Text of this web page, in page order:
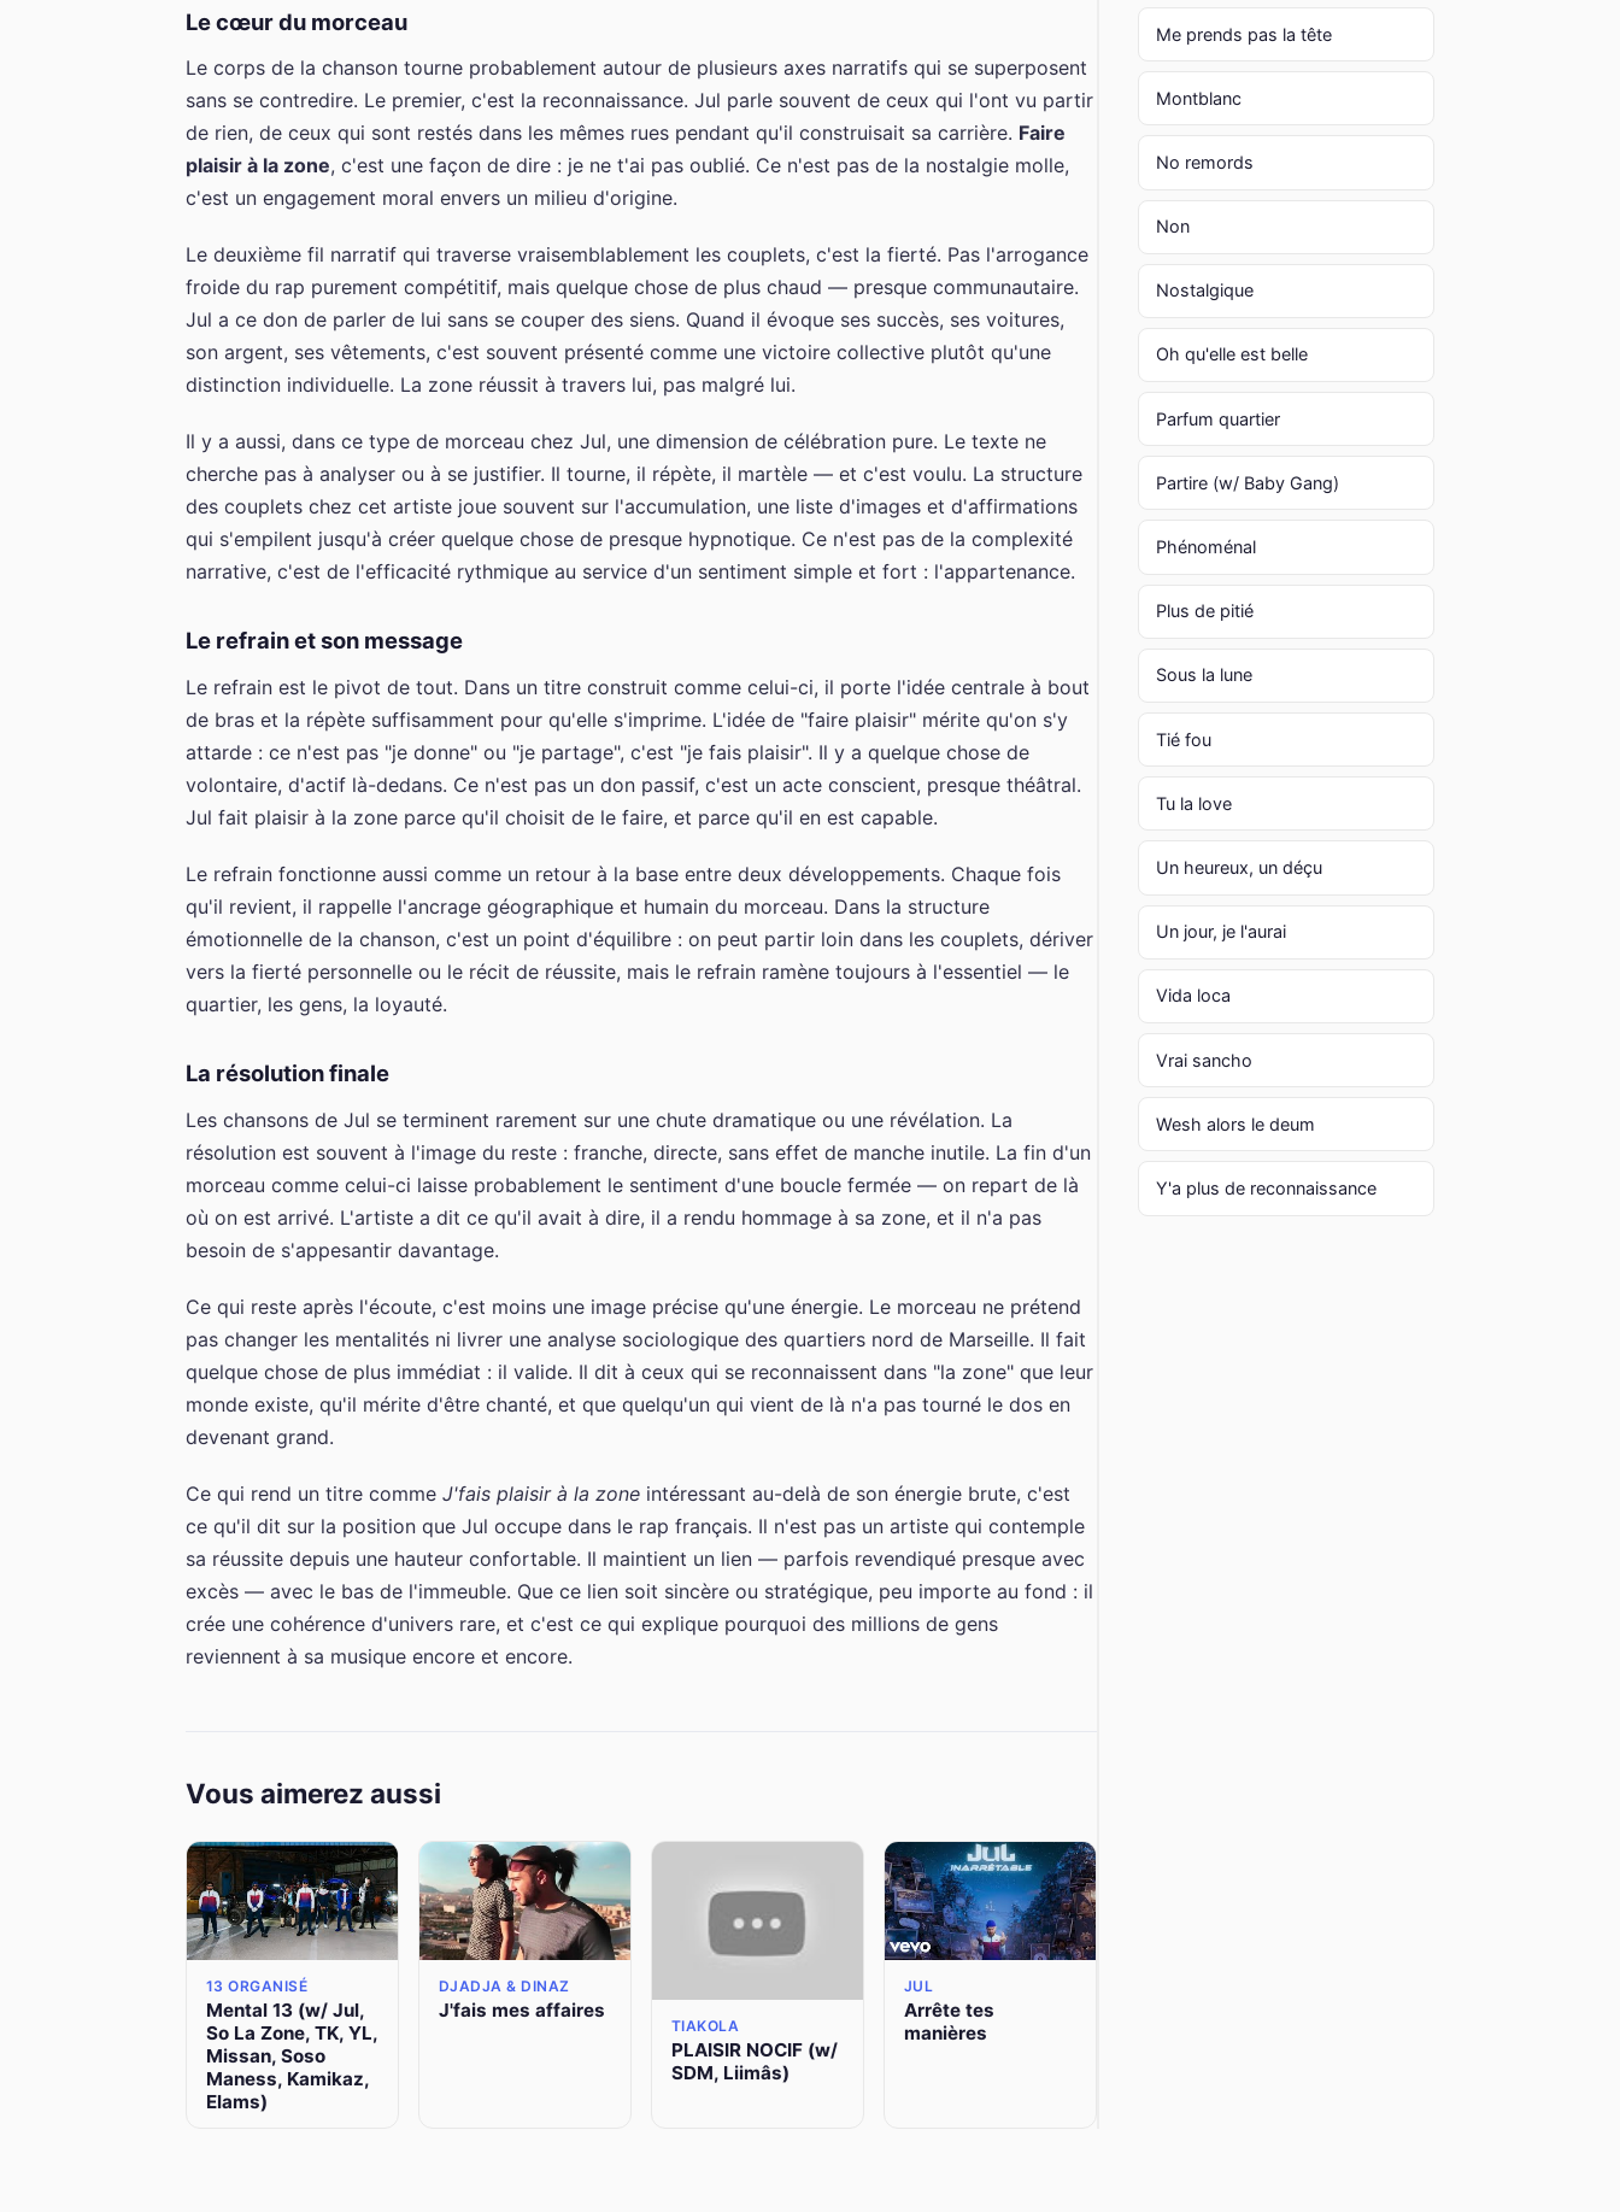
Le cœur du morceau
Le corps de la chanson tourne probablement autour de plusieurs axes narratifs qui se superposent
sans se contredire. Le premier, c'est la reconnaissance. Jul parle souvent de ceux qui l'ont vu partir
de rien, de ceux qui sont restés dans les mêmes rues pendant qu'il construisait sa carrière. Faire
plaisir à la zone, c'est une façon de dire : je ne t'ai pas oublié. Ce n'est pas de la nostalgie molle,
c'est un engagement moral envers un milieu d'origine.
Le deuxième fil narratif qui traverse vraisemblablement les couplets, c'est la fierté. Pas l'arrogance
froide du rap purement compétitif, mais quelque chose de plus chaud — presque communautaire.
Jul a ce don de parler de lui sans se couper des siens. Quand il évoque ses succès, ses voitures,
son argent, ses vêtements, c'est souvent présenté comme une victoire collective plutôt qu'une
distinction individuelle. La zone réussit à travers lui, pas malgré lui.
Il y a aussi, dans ce type de morceau chez Jul, une dimension de célébration pure. Le texte ne
cherche pas à analyser ou à se justifier. Il tourne, il répète, il martèle — et c'est voulu. La structure
des couplets chez cet artiste joue souvent sur l'accumulation, une liste d'images et d'affirmations
qui s'empilent jusqu'à créer quelque chose de presque hypnotique. Ce n'est pas de la complexité
narrative, c'est de l'efficacité rythmique au service d'un sentiment simple et fort : l'appartenance.
Le refrain et son message
Le refrain est le pivot de tout. Dans un titre construit comme celui-ci, il porte l'idée centrale à bout
de bras et la répète suffisamment pour qu'elle s'imprime. L'idée de "faire plaisir" mérite qu'on s'y
attarde : ce n'est pas "je donne" ou "je partage", c'est "je fais plaisir". Il y a quelque chose de
volontaire, d'actif là-dedans. Ce n'est pas un don passif, c'est un acte conscient, presque théâtral.
Jul fait plaisir à la zone parce qu'il choisit de le faire, et parce qu'il en est capable.
Le refrain fonctionne aussi comme un retour à la base entre deux développements. Chaque fois
qu'il revient, il rappelle l'ancrage géographique et humain du morceau. Dans la structure
émotionnelle de la chanson, c'est un point d'équilibre : on peut partir loin dans les couplets, dériver
vers la fierté personnelle ou le récit de réussite, mais le refrain ramène toujours à l'essentiel — le
quartier, les gens, la loyauté.
La résolution finale
Les chansons de Jul se terminent rarement sur une chute dramatique ou une révélation. La
résolution est souvent à l'image du reste : franche, directe, sans effet de manche inutile. La fin d'un
morceau comme celui-ci laisse probablement le sentiment d'une boucle fermée — on repart de là
où on est arrivé. L'artiste a dit ce qu'il avait à dire, il a rendu hommage à sa zone, et il n'a pas
besoin de s'appesantir davantage.
Ce qui reste après l'écoute, c'est moins une image précise qu'une énergie. Le morceau ne prétend
pas changer les mentalités ni livrer une analyse sociologique des quartiers nord de Marseille. Il fait
quelque chose de plus immédiat : il valide. Il dit à ceux qui se reconnaissent dans "la zone" que leur
monde existe, qu'il mérite d'être chanté, et que quelqu'un qui vient de là n'a pas tourné le dos en
devenant grand.
Ce qui rend un titre comme J'fais plaisir à la zone intéressant au-delà de son énergie brute, c'est
ce qu'il dit sur la position que Jul occupe dans le rap français. Il n'est pas un artiste qui contemple
sa réussite depuis une hauteur confortable. Il maintient un lien — parfois revendiqué presque avec
excès — avec le bas de l'immeuble. Que ce lien soit sincère ou stratégique, peu importe au fond : il
crée une cohérence d'univers rare, et c'est ce qui explique pourquoi des millions de gens
reviennent à sa musique encore et encore.
Vous aimerez aussi
13 ORGANISÉ
Mental 13 (w/ Jul,
So La Zone, TK, YL,
Missan, Soso
Maness, Kamikaz,
Elams)
DJADJA & DINAZ
J'fais mes affaires
TIAKOLA
PLAISIR NOCIF (w/
SDM, Liimâs)
JUL
Arrête tes
manières
Me prends pas la tête
Montblanc
No remords
Non
Nostalgique
Oh qu'elle est belle
Parfum quartier
Partire (w/ Baby Gang)
Phénoménal
Plus de pitié
Sous la lune
Tié fou
Tu la love
Un heureux, un déçu
Un jour, je l'aurai
Vida loca
Vrai sancho
Wesh alors le deum
Y'a plus de reconnaissance